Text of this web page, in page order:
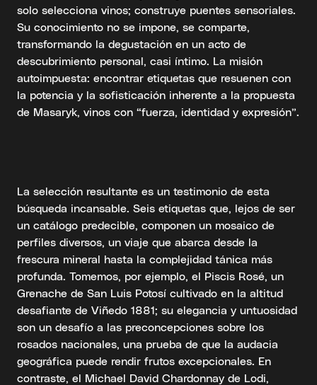
solo selecciona vinos; construye puentes sensoriales.
Su conocimiento no se impone, se comparte,
transformando la degustación en un acto de
descubrimiento personal, casi íntimo. La misión
autoimpuesta: encontrar etiquetas que resuenen con
la potencia y la sofisticación inherente a la propuesta
de Masaryk, vinos con “fuerza, identidad y expresión”.
La selección resultante es un testimonio de esta
búsqueda incansable. Seis etiquetas que, lejos de ser
un catálogo predecible, componen un mosaico de
perfiles diversos, un viaje que abarca desde la
frescura mineral hasta la complejidad tánica más
profunda. Tomemos, por ejemplo, el Piscis Rosé, un
Grenache de San Luis Potosí cultivado en la altitud
desafiante de Viñedo 1881; su elegancia y untuosidad
son un desafío a las preconcepciones sobre los
rosados nacionales, una prueba de que la audacia
geográfica puede rendir frutos excepcionales. En
contraste, el Michael David Chardonnay de Lodi,